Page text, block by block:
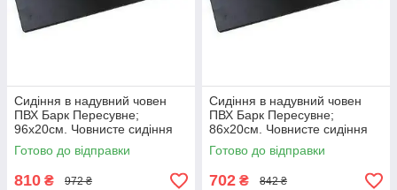
Сидіння в надувний човен
ПВХ Барк Пересувне;
96х20см. Човнисте сидіння
Bark.
Готово до відправки
810 ₴ 972 ₴
Сидіння в надувний човен
ПВХ Барк Пересувне;
86х20см. Човнисте сидіння
Bark.
Готово до відправки
702 ₴ 842 ₴